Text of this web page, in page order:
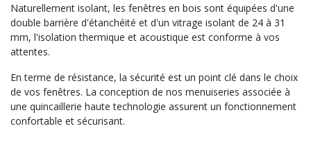
Naturellement isolant, les fenêtres en bois sont équipées d'une
double barrière d'étanchéité et d'un vitrage isolant de 24 à 31
mm, l'isolation thermique et acoustique est conforme à vos
attentes.
En terme de résistance, la sécurité est un point clé dans le choix
de vos fenêtres. La conception de nos menuiseries associée à
une quincaillerie haute technologie assurent un fonctionnement
confortable et sécurisant.